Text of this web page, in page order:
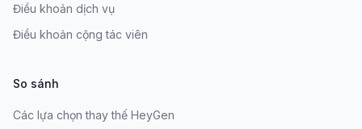
Điều khoản dịch vụ
Điều khoản cộng tác viên
So sánh
Các lựa chọn thay thế HeyGen